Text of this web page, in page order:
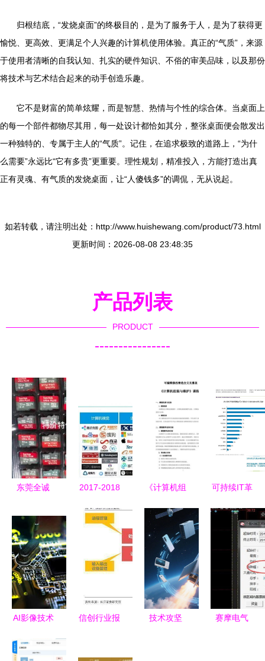
归根结底，“发烧桌面”的终极目的，是为了服务于人，是为了获得更
愉悦、更高效、更满足个人兴趣的计算机使用体验。真正的“气质”，来源
于使用者清晰的自我认知、扎实的硬件知识、不俗的审美品味，以及那份
将技术与艺术结合起来的动手创造乐趣。
它不是财富的简单炫耀，而是智慧、热情与个性的综合体。当桌面上
的每一个部件都物尽其用，每一处设计都恰如其分，整张桌面便会散发出
一种独特的、专属于主人的“气质”。记住，在追求极致的道路上，“为什
么需要”永远比“它有多贵”更重要。理性规划，精准投入，方能打造出真
正有灵魂、有气质的发烧桌面，让“人傻钱多”的调侃，无从说起。
如若转载，请注明出处：http://www.huishewang.com/product/73.html
更新时间：2026-08-08 23:48:35
产品列表
PRODUCT
----------------
东莞全诚
储与安全，
引领通信技
术创新
2017-2018
产业链分析
设备与计算
机软硬件的
《计算机组
课程标准
软硬件结合
的系统化教
学实施方案
可持续IT革
色通信技术
的时机已到
AI影像技术
雅森科技获
信创行业报
技术攻坚
赛摩电气